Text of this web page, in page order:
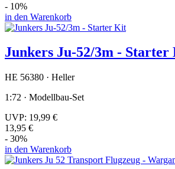
- 10%
in den Warenkorb
Junkers Ju-52/3m -
HE 56380 · Heller
1:72 · Modellbau-Set
UVP: 19,99 €
13,95 €
- 30%
in den Warenkorb